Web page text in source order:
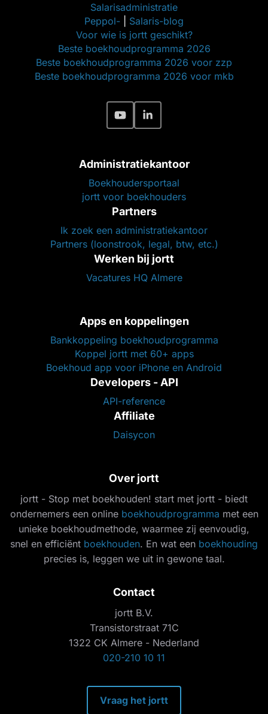
Salarisadministratie
Peppol-
Salaris-blog
Voor wie is jortt geschikt?
Beste boekhoudprogramma 2026
Beste boekhoudprogramma 2026 voor zzp
Beste boekhoudprogramma 2026 voor mkb
Administratiekantoor
Boekhoudersportaal
jortt voor boekhouders
Partners
Ik zoek een administratiekantoor
Partners (loonstrook, legal, btw, etc.)
Werken bij jortt
Vacatures HQ Almere
Apps en koppelingen
Bankkoppeling boekhoudprogramma
Koppel jortt met 60+ apps
Boekhoud app voor iPhone en Android
Developers - API
API-reference
Affiliate
Daisycon
Over jortt
jortt - Stop met boekhouden! start met jortt - biedt
ondernemers een online boekhoudprogramma met een
unieke boekhoudmethode, waarmee zij eenvoudig,
snel en efficiënt boekhouden. En wat een boekhouding
precies is, leggen we uit in gewone taal.
Contact
jortt B.V.
Transistorstraat 71C
1322 CK Almere - Nederland
020-210 10 11
Vraag het jortt